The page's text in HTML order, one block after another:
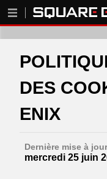
DES
ENIX
Dernière mise à
mercredi 25 juin